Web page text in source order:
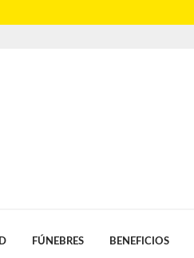
FÚNEBRES BENEFICIOS